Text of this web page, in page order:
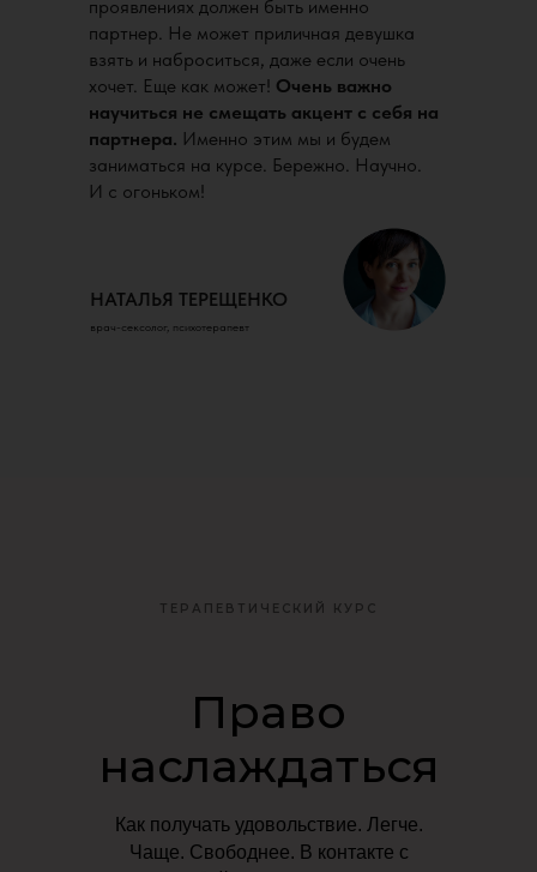
проявлениях должен быть именно
партнер. Не может приличная девушка
взять и наброситься, даже если очень
хочет. Еще как может! Очень важно
научиться не смещать акцент с себя на
партнера. Именно этим мы и будем
заниматься на курсе. Бережно. Научно.
И с огоньком!
НАТАЛЬЯ ТЕРЕЩЕНКО
врач-сексолог, психотерапевт
Право
наслаждаться
Как получать удовольствие. Легче.
Чаще. Свободнее. В контакте с
ТЕРАПЕВТИЧЕСКИЙ КУРС